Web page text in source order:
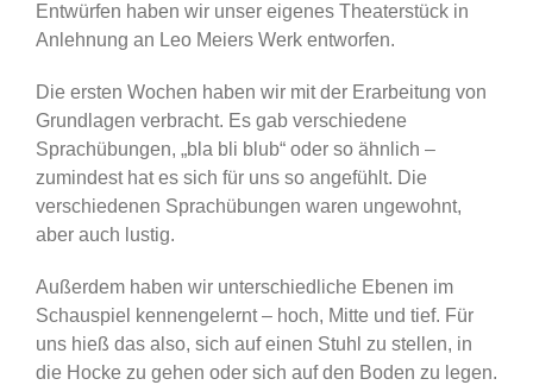
Entwürfen haben wir unser eigenes Theaterstück in
Anlehnung an Leo Meiers Werk entworfen.
Die ersten Wochen haben wir mit der Erarbeitung von
Grundlagen verbracht. Es gab verschiedene
Sprachübungen, „bla bli blub“ oder so ähnlich –
zumindest hat es sich für uns so angefühlt. Die
verschiedenen Sprachübungen waren ungewohnt,
aber auch lustig.
Außerdem haben wir unterschiedliche Ebenen im
Schauspiel kennengelernt – hoch, Mitte und tief. Für
uns hieß das also, sich auf einen Stuhl zu stellen, in
die Hocke zu gehen oder sich auf den Boden zu legen.